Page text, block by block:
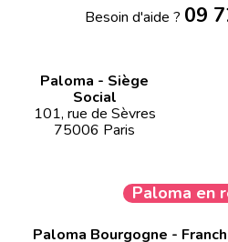
Besoin d'aide ? 09
Paloma - Siège
Social
101, rue de Sèvres
75006 Paris
Paloma en
Paloma Bourgogne -